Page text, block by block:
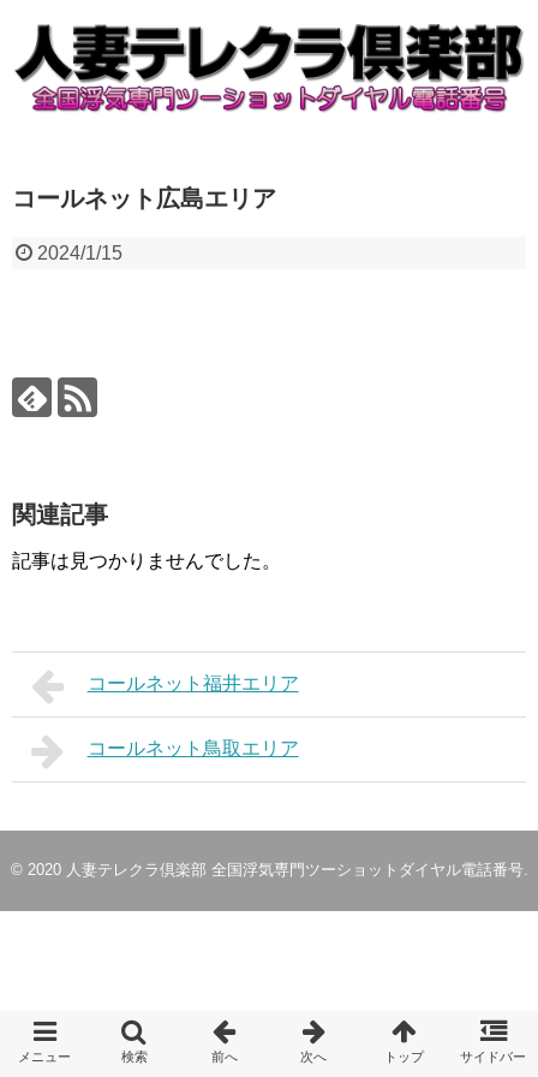
コールネット広島エリア
2024/1/15
関連記事
記事は見つかりませんでした。
コールネット福井エリア
コールネット鳥取エリア
© 2020 人妻テレクラ倶楽部 全国浮気専門ツーショットダイヤル電話番号.